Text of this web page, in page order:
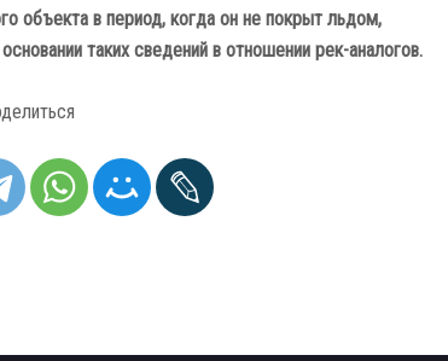
объекта в период, когда он не покрыт льдом,
таких сведений в отношении рек-аналогов.